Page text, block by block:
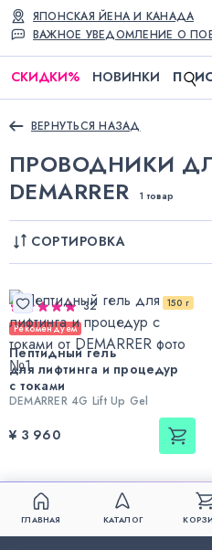
ВАЖНОЕ УВЕДОМЛЕНИЕ О
ЯПОНСКАЯ ЙЕНА И КАНАДА
СКИДКИ% НОВИНКИ П
ВЕРНУТЬСЯ НАЗАД
ПРОВОДНИКИ
DEMARRER
1 товар
СОРТИРОВКА
150 г
32
Рекомендуем
Пептидный гель
для лифтинга и процедур
с токами
DEMARRER 4G Lift Up Gel
¥ 3 960
ГЛАВНАЯ КАТАЛОГ